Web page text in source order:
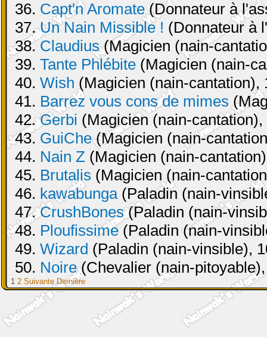
36. Capt'n Aromate(Donnateur à
37.Un Nain Missible ! (Donnateur à
38.Claudius(Magicien (nain-
39. Tante Phlébite (Magicien (nain-
40. Wish (Magicien (nain-cantation),
41. Barrez vous cons de mimes
42.Gerbi (Magicien (nain-
43. GuiChe(Magicien (nain-
44. Nain Z (Magicien (nain-
45. Brutalis (Magicien (nain-
46. kawabunga(Paladin (nain-
47.CrushBones(Paladin (nain-
48. Ploufissime (Paladin (nain-
49. Wizard (Paladin (nain-vinsible),
50. Noire(Chevalier (nain-
1 2 Suivante Dernière